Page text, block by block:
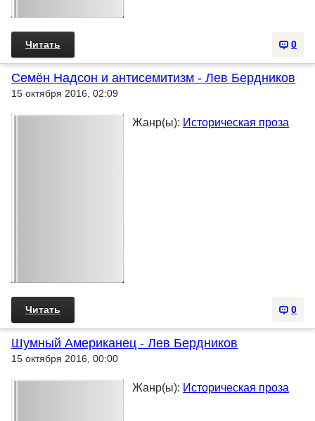
0
Читать
Семён Надсон и антисемитизм - Лев Бердников
15 октября 2016, 02:09
Жанр(ы): Историческая проза
0
Читать
Шумный Американец - Лев Бердников
15 октября 2016, 00:00
Жанр(ы): Историческая проза